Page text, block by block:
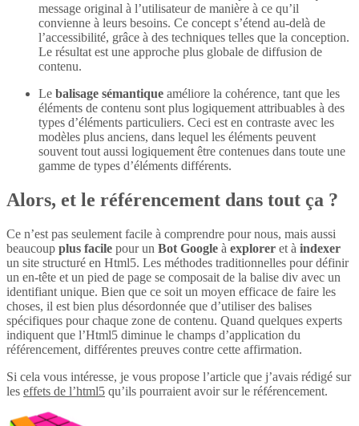
message original à l’utilisateur de manière à ce qu’il
convienne à leurs besoins. Ce concept s’étend au-delà de
l’accessibilité, grâce à des techniques telles que la conception.
Le résultat est une approche plus globale de diffusion de
contenu.
Le balisage sémantique améliore la cohérence, tant que les
éléments de contenu sont plus logiquement attribuables à des
types d’éléments particuliers. Ceci est en contraste avec les
modèles plus anciens, dans lequel les éléments peuvent
souvent tout aussi logiquement être contenues dans toute une
gamme de types d’éléments différents.
Alors, et le référencement dans tout ça ?
Ce n’est pas seulement facile à comprendre pour nous, mais aussi
beaucoup plus facile pour un Bot Google à explorer et à indexer
un site structuré en Html5. Les méthodes traditionnelles pour définir
un en-tête et un pied de page se composait de la balise div avec un
identifiant unique. Bien que ce soit un moyen efficace de faire les
choses, il est bien plus désordonnée que d’utiliser des balises
spécifiques pour chaque zone de contenu. Quand quelques experts
indiquent que l’Html5 diminue le champs d’application du
référencement, différentes preuves contre cette affirmation.
Si cela vous intéresse, je vous propose l’article que j’avais rédigé sur
les effets de l’html5 qu’ils pourraient avoir sur le référencement.